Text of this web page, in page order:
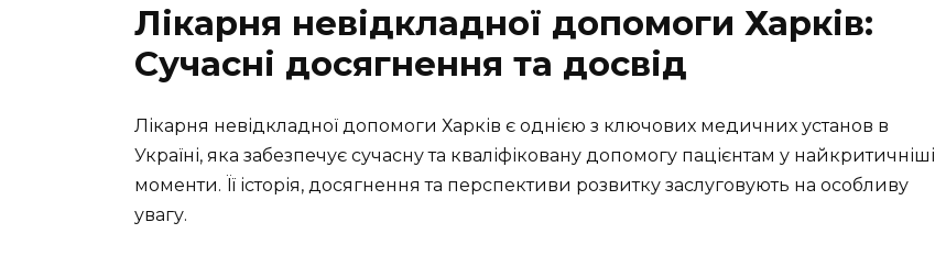
Лікарня невідкладної допомоги Харків:
Сучасні досягнення та досвід
Лікарня невідкладної допомоги Харків є однією з ключових медичних установ в
Україні, яка забезпечує сучасну та кваліфіковану допомогу пацієнтам у найкритичніші
моменти. Її історія, досягнення та перспективи розвитку заслуговують на особливу
увагу.